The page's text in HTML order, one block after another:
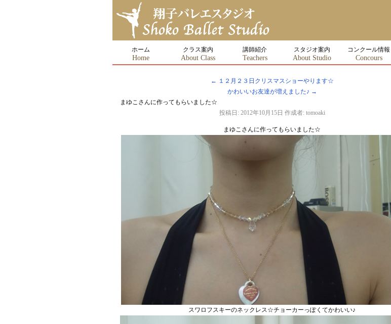
ホーム
Home
クラス案内
About Class
講師紹介
Teachers
スタジオ案内
About Studio
コンクール情報
Concours
← １２月２３日クリスマスショーやります☆
かわいいお友達が増えました♪ →
まゆこさんに作ってもらいました☆
投稿日: 2012年10月15日 作成者: tomoaki
まゆこさんに作ってもらいました☆
スワロフスキーのネックレス☆チョーカーっぽくてかわいい♪